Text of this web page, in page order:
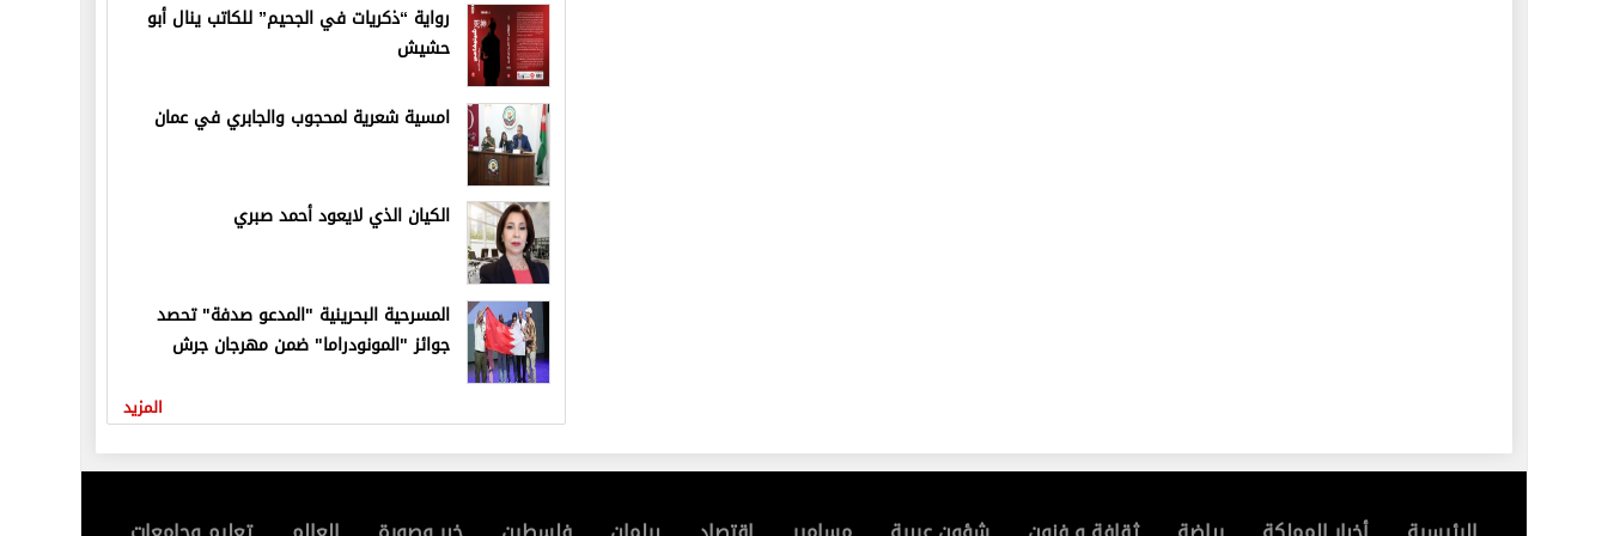
رواية “ذكريات في الجحيم” للكاتب ينال أبو
حشيش
امسية شعرية لمحجوب والجابري في عمان
الكيان الذي لايعود أحمد صبري
المسرحية البحرينية "المدعو صدفة" تحصد
جوائز "المونودراما" ضمن مهرجان جرش
المزيد